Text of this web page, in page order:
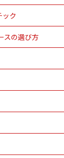
ク
スの選び方